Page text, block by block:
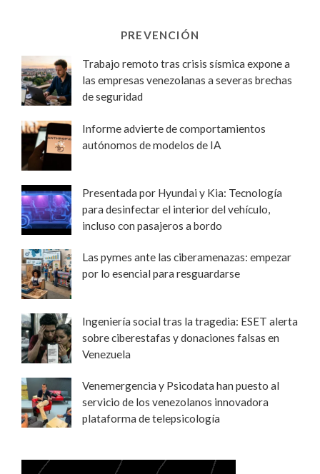
PREVENCIÓN
Trabajo remoto tras crisis sísmica expone a
las empresas venezolanas a severas brechas
de seguridad
Informe advierte de comportamientos
autónomos de modelos de IA
Presentada por Hyundai y Kia: Tecnología
para desinfectar el interior del vehículo,
incluso con pasajeros a bordo
Las pymes ante las ciberamenazas: empezar
por lo esencial para resguardarse
Ingeniería social tras la tragedia: ESET alerta
sobre ciberestafas y donaciones falsas en
Venezuela
Venemergencia y Psicodata han puesto al
servicio de los venezolanos innovadora
plataforma de telepsicología